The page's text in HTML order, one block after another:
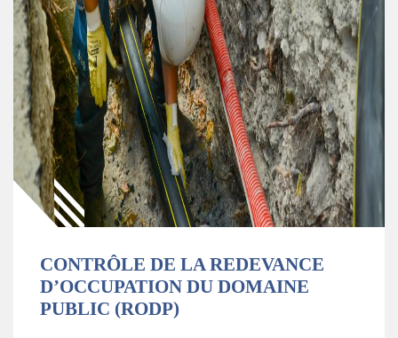
CONTRÔLE DE LA REDEVANCE
D’OCCUPATION DU DOMAINE
PUBLIC (RODP)